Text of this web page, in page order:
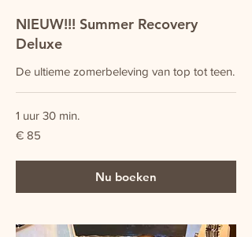
NIEUW!!! Summer Recovery
Deluxe
De ultieme zomerbeleving van top tot teen.
1 uur 30 min.
85
euro
€ 85
Nu boeken